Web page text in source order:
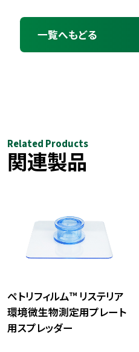
一覧へもどる
Related Products
関連製品
ペトリフィルム™ リステリア
環境微生物測定用プレート
用スプレッダー